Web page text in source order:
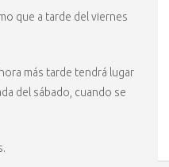
que a tarde del viernes
más tarde tendrá lugar
del sábado, cuando se